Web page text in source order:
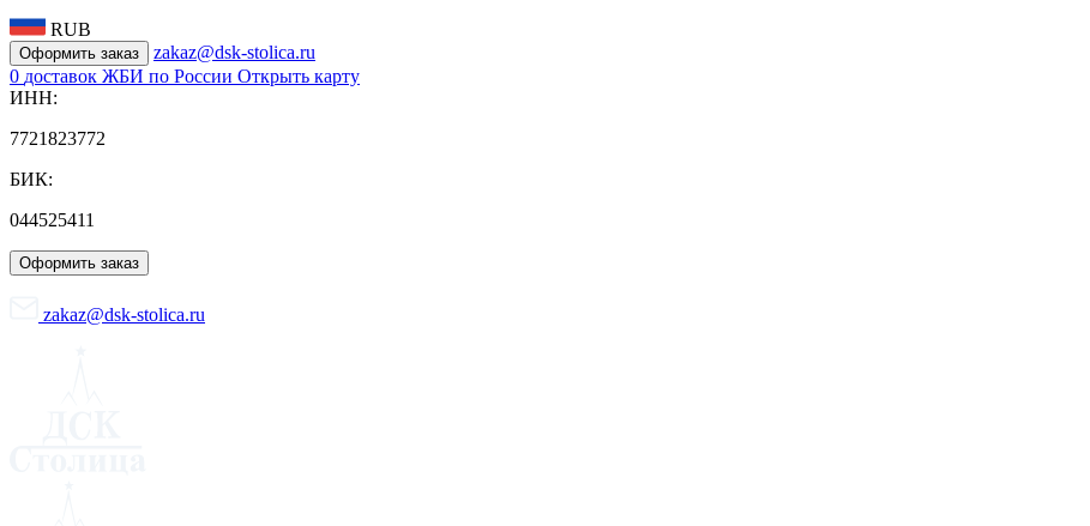
RUB
Оформить заказ
zakaz@dsk-stolica.ru
0 доставок ЖБИ по России Открыть карту
ИНН:
7721823772
БИК:
044525411
Оформить заказ
zakaz@dsk-stolica.ru